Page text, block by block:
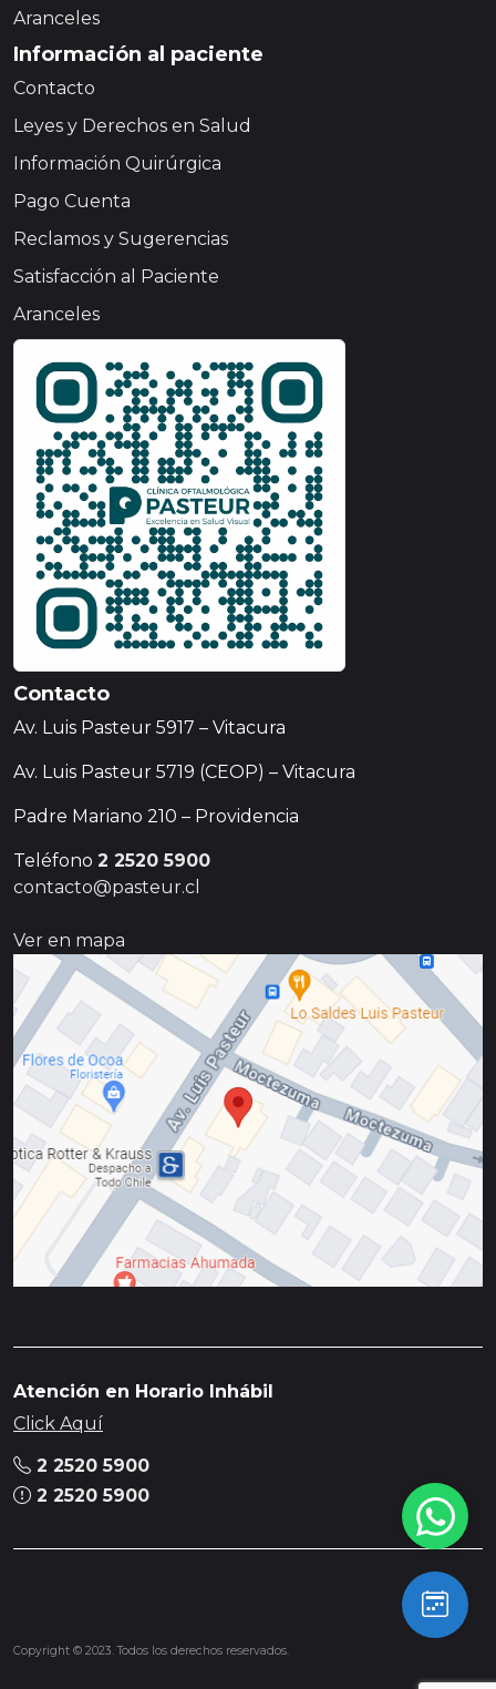
Aranceles
Información al paciente
Contacto
Leyes y Derechos en Salud
Información Quirúrgica
Pago Cuenta
Reclamos y Sugerencias
Satisfacción al Paciente
Aranceles
Contacto
Av. Luis Pasteur 5917 – Vitacura
Av. Luis Pasteur 5719 (CEOP) – Vitacura
Padre Mariano 210 – Providencia
Teléfono 2 2520 5900
contacto@pasteur.cl
Ver en mapa
Atención en Horario Inhábil
Click Aquí
2 2520 5900
2 2520 5900
Copyright © 2023. Todos los derechos reservados.